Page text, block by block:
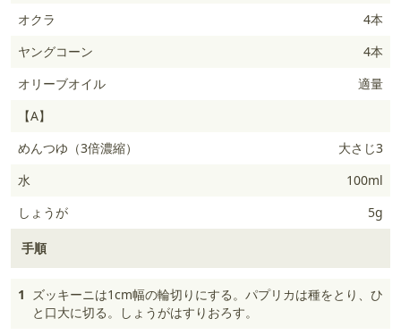
オクラ
4本
ヤングコーン
4本
オリーブオイル
適量
【A】
めんつゆ（3倍濃縮）
大さじ3
水
100ml
しょうが
5g
手順
1
ズッキーニは1cm幅の輪切りにする。パプリカは種をとり、ひ
と口大に切る。しょうがはすりおろす。